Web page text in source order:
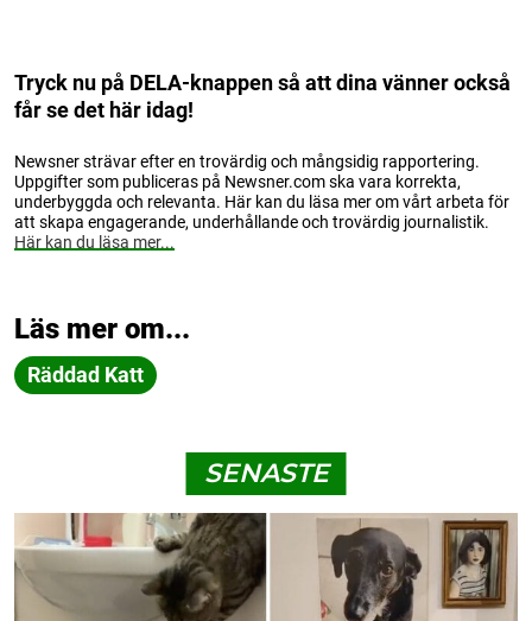
Tryck nu på DELA-knappen så att dina vänner också
får se det här idag!
Newsner strävar efter en trovärdig och mångsidig rapportering.
Uppgifter som publiceras på Newsner.com ska vara korrekta,
underbyggda och relevanta. Här kan du läsa mer om vårt arbeta för
att skapa engagerande, underhållande och trovärdig journalistik.
Här kan du läsa mer...
Läs mer om...
Räddad Katt
SENASTE